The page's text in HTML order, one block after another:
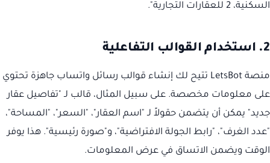
السكنية، 2 للعقارات التجارية".
2. استخدام القوالب التفاعلية
منصة LetsBot تتيح لك إنشاء قوالب رسائل واتساب جاهزة تحتوي
على معلومات مخصصة. على سبيل المثال، قالب لـ "تفاصيل عقار
جديد" يمكن أن يتضمن حقولاً لـ "اسم العقار"، "السعر"، "المساحة"،
"عدد الغرف"، "رابط الجولة الافتراضية"، و"صورة رئيسية". هذا يوفر
الوقت ويضمن الاتساق في عرض المعلومات.